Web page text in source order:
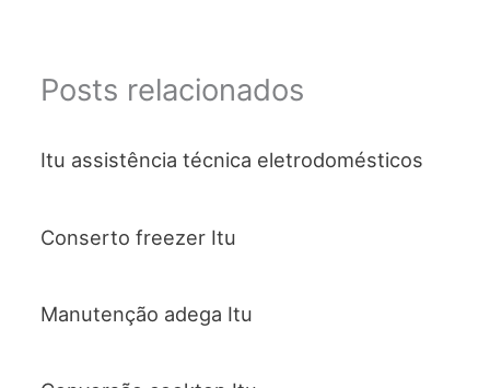
Posts relacionados
Itu assistência técnica eletrodomésticos
Conserto freezer Itu
Manutenção adega Itu